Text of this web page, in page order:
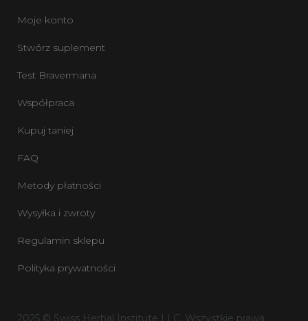
Moje konto
Stwórz suplement
Test Bravermana
Współpraca
Kupuj taniej
FAQ
Metody płatności
Wysyłka i zwroty
Regulamin sklepu
Polityka prywatności